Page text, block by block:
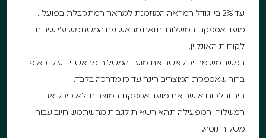
עד 2% בין גודל המראה המוזמנת למראה המתקבלת בפועל .
מועד אספקת המשלוח יתואם מראש עם המשתמש ע״י שירות
לקוחות האונליין.
המשתמש מחויב לאשר את מועד המשלוח מראש וידוע לו באופן
ברור שאספקת המוצרים הינה עד קו מדרכה בלבד.
היה והלקוח אישר את מועד אספקת המוצרים ולא קיבל את
המשלוח, המפעילה תהא רשאית לגבות מהשתמש חיוב עבור
משלוח נוסף.